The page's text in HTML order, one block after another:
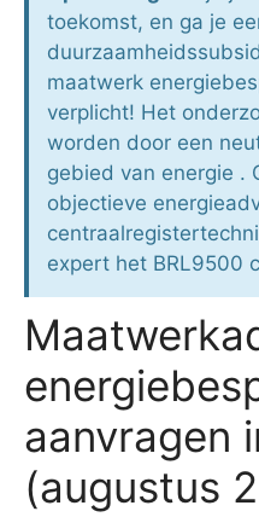
toekomst, en ga je
maatwerk
verplicht! Het
worden door een
gebied van energie .
objectieve
expert het BRL9500
aanvragen
(augustus